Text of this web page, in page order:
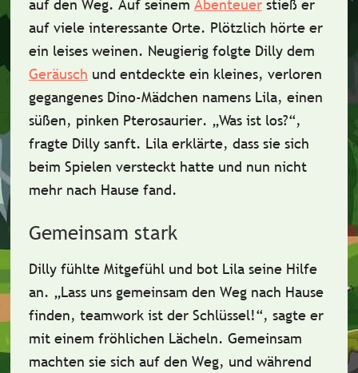
auf den Weg. Auf seinem Abenteuerstieß er
auf viele interessante Orte. Plötzlich hörte er
ein leises weinen. Neugierig folgte Dilly dem
Geräusch und entdeckte ein kleines, verloren
gegangenes Dino-Mädchen namens Lila, einen
süßen, pinken Pterosaurier. „Was ist los?“,
fragte Dilly sanft. Lila erklärte, dass sie sich
beim Spielen versteckt hatte und nun nicht
mehr nach Hause fand.
Gemeinsam stark
Dilly fühlte Mitgefühl und bot Lila seine Hilfe
an. „Lass uns gemeinsam den Weg nach Hause
finden, teamwork ist der Schlüssel!“, sagte er
mit einem fröhlichen Lächeln. Gemeinsam
machten sie sich auf den Weg, und während